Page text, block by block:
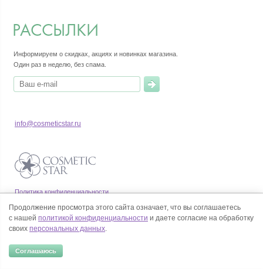
РАССЫЛКИ
Информируем о скидках, акциях и новинках магазина.
Один раз в неделю, без спама.
Политика конфиденциальности
Согласие на обработку персональных данных
info@cosmeticstar.ru
© Все права на товарные знаки принадлежат их законным владельцам.
Продолжение просмотра этого сайта означает, что вы соглашаетесь
с нашей политикой конфиденциальности и даете согласие на обработку
своих персональных данных.
Соглашаюсь